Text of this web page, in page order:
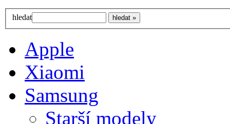
hledat
Apple
Xiaomi
Samsung
Starší modely